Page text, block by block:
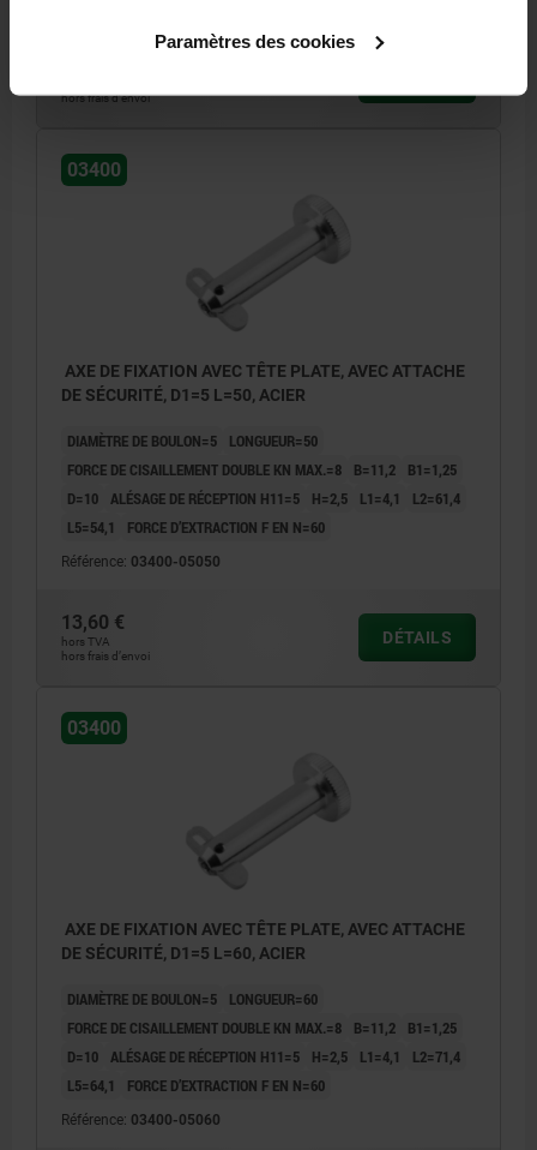
Paramètres des cookies
hors frais d’envoi
03400
AXE DE FIXATION AVEC TÊTE PLATE, AVEC ATTACHE
DE SÉCURITÉ, D1=5 L=50, ACIER
DIAMÈTRE DE BOULON=5
LONGUEUR=50
FORCE DE CISAILLEMENT DOUBLE KN MAX.=8
B=11,2
B1=1,25
D=10 ALÉSAGE DE RÉCEPTION H11=5 H=2,5 L1=4,1
L2=61,4
L5=54,1
FORCE D’EXTRACTION F EN N=60
Référence: 03400-05050
13,60 €
hors TVA
hors frais d’envoi
DÉTAILS
03400
AXE DE FIXATION AVEC TÊTE PLATE, AVEC ATTACHE
DE SÉCURITÉ, D1=5 L=60, ACIER
DIAMÈTRE DE BOULON=5
LONGUEUR=60
FORCE DE CISAILLEMENT DOUBLE KN MAX.=8
B=11,2
B1=1,25
D=10 ALÉSAGE DE RÉCEPTION H11=5 H=2,5 L1=4,1
L2=71,4
L5=64,1
FORCE D’EXTRACTION F EN N=60
Référence: 03400-05060